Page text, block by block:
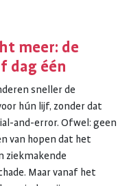
meer: de
dag één
sneller de
hún lijf, zonder dat
and-error. Ofwel: geen
van hopen dat het
ziekmakende
Maar vanaf het